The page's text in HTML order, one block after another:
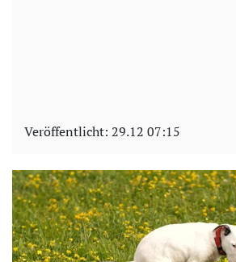
Veröffentlicht: 29.12 07:15